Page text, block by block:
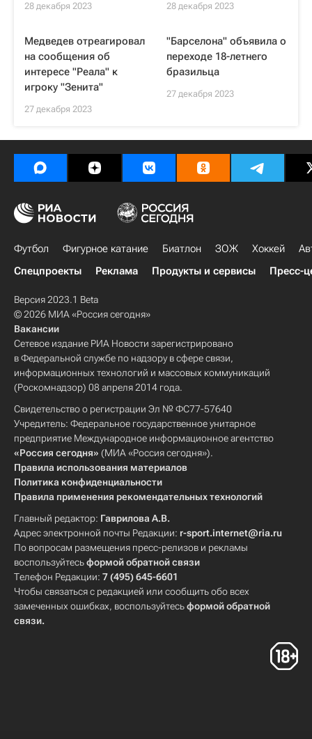
28 декабря 2023 28 декабря 2023
Медведев отреагировал
на сообщения об
интересе "Реала" к
игроку "Зенита"
27 декабря 2023
"Барселона" объявила о
переходе 18-летнего
бразильца
27 декабря 2023
Футбол Фигурное катание Биатлон ЗОЖ Хоккей
Спецпроекты
Реклама Продукты и сервисы Пресс-
Версия 2023.1 Beta
© 2026 МИА «Россия сегодня»
Вакансии
Сетевое издание РИА Новости зарегистрировано
в Федеральной службе по надзору в сфере связи,
информационных технологий и массовых коммуникаций
(Роскомнадзор) 08 апреля 2014 года.
Свидетельство о регистрации Эл № ФС77-57640
Учредитель: Федеральное государственное унитарное
предприятие Международное информационное агентство
«Россия сегодня» (МИА «Россия сегодня»).
Правила использования материалов
Политика конфиденциальности
Правила применения рекомендательных технологий
Главный редактор: Гаврилова А.В.
Адрес электронной почты Редакции: r-sport.internet@ria.ru
По вопросам размещения пресс-релизов и рекламы
воспользуйтесьформой обратной связи
Телефон Редакции: 7 (495) 645-6601
Чтобы связаться с редакцией или сообщить обо всех
замеченных ошибках, воспользуйтесьформой обратной
связи.